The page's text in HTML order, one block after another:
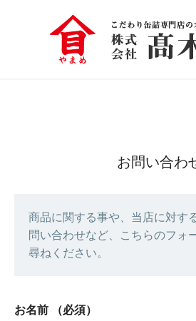
お問い合わ
商品に関する事や、当店に対す
問い合わせなど、こちらのフォ
尋ねください。
お名前 （必須）